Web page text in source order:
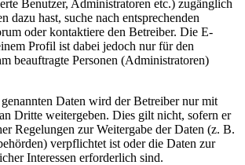
Benutzer, Administratoren etc.) zugänglich
dazu hast, suche nach entsprechenden
oder kontaktiere den Betreiber. Die E-
Profil ist dabei jedoch nur für den
beauftragte Personen (Administratoren)
Daten wird der Betreiber nur mit
Dritte weitergeben. Dies gilt nicht, sofern er
Regelungen zur Weitergabe der Daten (z. B.
verpflichtet ist oder die Daten zur
Interessen erforderlich sind.